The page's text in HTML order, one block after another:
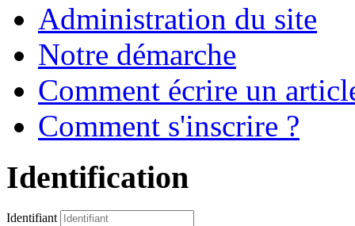
Administration du site
Notre démarche
Comment écrire un
Comment s'inscrire ?
Identification
Identifiant